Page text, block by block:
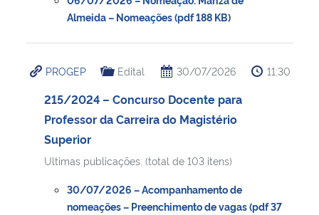
Almeida – Nomeações (pdf 188 KB)
PROGEP Edital 30/07/2026 11:30
215/2024 – Concurso Docente para
Professor da Carreira do Magistério
Superior
Ultimas publicações: (total de 103 itens)
30/07/2026 – Acompanhamento de
nomeações – Preenchimento de vagas (pdf 37